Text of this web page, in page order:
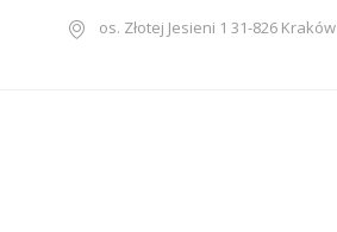
os. Złotej Jesieni 1 31-826 Kraków